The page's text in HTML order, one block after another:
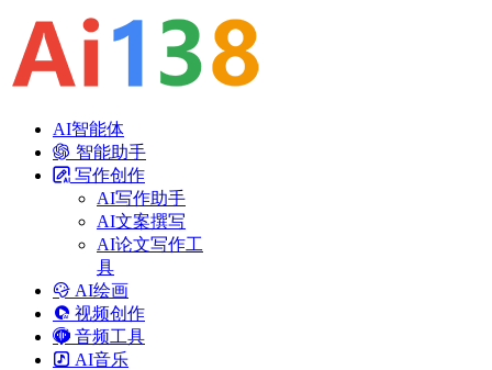
AI智能体
智能助手
写作创作
AI写作助手
AI文案撰写
AI论文写作工
具
AI绘画
视频创作
音频工具
AI音乐